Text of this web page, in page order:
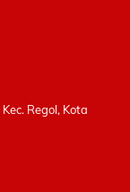
Regol, Kota